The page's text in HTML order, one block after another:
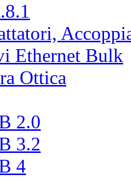
Ethernet Bulk
Ottica
2.0
3.2
4